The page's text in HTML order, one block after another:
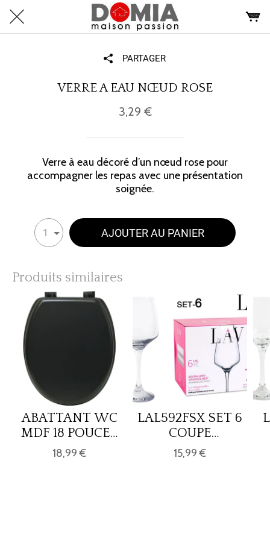
PARTAGER
VERRE A EAU NŒUD ROSE
3,29 €
Verre à eau décoré d’un nœud rose pour
accompagner les repas avec une présentation
soignée.
1 AJOUTER AU PANIER
Produits similaires
ABATTANT WC
MDF 18 POUCES
ATTACHES
PLASTIQUES -
18,99 €
LAL592FSX SET 6
COUPE
WINE/EAU
400cc
15,99 €